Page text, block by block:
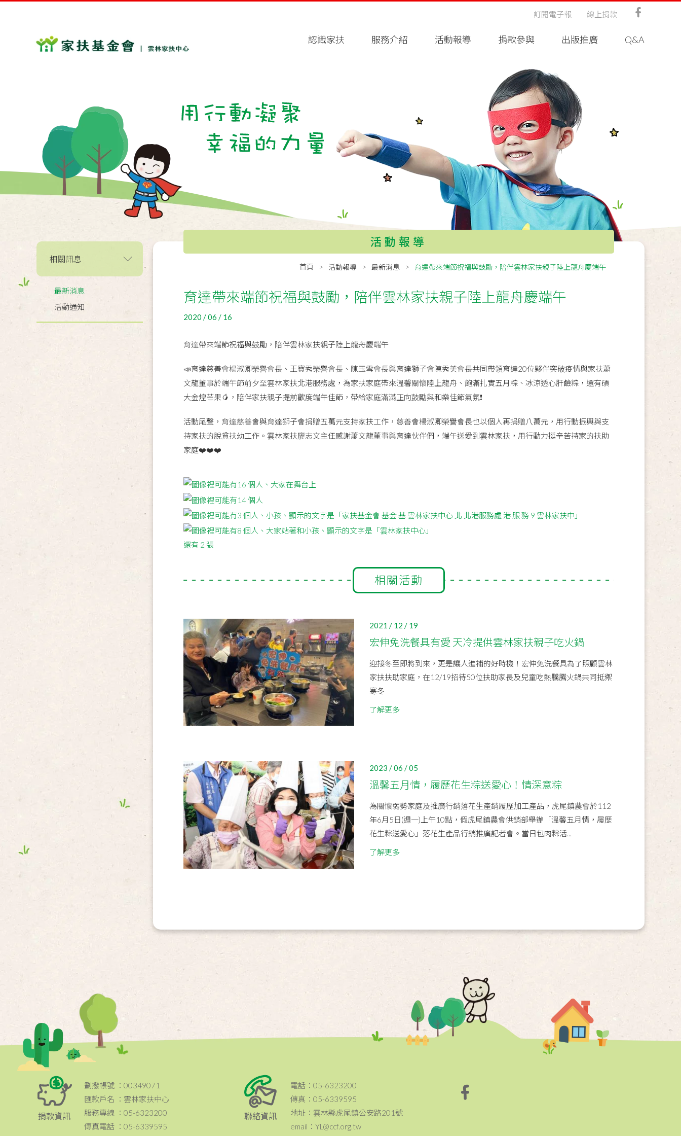
認識家扶 服務介紹 活動報導 捐款參與 出版推廣 Q&A
訂閱電子報 線上捐款
相關訊息
最新消息
活動通知
活動報導
首頁 活動報導 最新消息 育達帶來端節祝福與鼓勵，陪伴雲林家扶親子陸上龍舟慶端午
育達帶來端節祝福與鼓勵，陪伴雲林家扶親子陸上龍舟慶端午
2020 / 06 / 16
育達帶來端節祝福與鼓勵，陪伴雲林家扶親子陸上龍舟慶端午
📣育達慈善會楊淑卿榮譽會長、王寶秀榮譽會長、陳玉雪會長與育達獅子會陳秀美會長共同帶領育達20位夥伴突破疫情與家扶蕭
文龍董事於端午節前夕至雲林家扶北港服務處，為家扶家庭帶來溫馨關懷陸上龍舟、飽滿扎實五月粽、冰涼透心肝鹼粽，還有碩
大金煌芒果🥭，陪伴家扶親子提前歡度端午佳節，帶給家庭滿滿正向鼓勵與和樂佳節氣氛❗️
活動尾聲，育達慈善會與育達獅子會捐贈五萬元支持家扶工作，慈善會楊淑卿榮譽會長也以個人再捐贈八萬元，用行動振興與支
持家扶的脫貧扶幼工作。雲林家扶廖志文主任感謝蕭文龍董事與育達伙伴們，端午送愛到雲林家扶，用行動力挺辛苦持家的扶助
家庭❤️❤️❤️
還有 2 張
相關活動
2021 / 12 / 19
宏伸免洗餐具有愛 天冷提供雲林家扶親子吃火鍋
迎接冬至即將到來，更是讓人進補的好時機！宏伸免洗餐具為了照顧雲林
家扶扶助家庭，在12/19招待50位扶助家長及兒童吃熱騰騰火鍋共同抵禦
寒冬
了解更多
2023 / 06 / 05
溫馨五月情，履歷花生粽送愛心！情深意粽
為關懷弱勢家庭及推廣行銷落花生產銷履歷加工產品，虎尾鎮農會於112
年6月5日(週一)上午10點，假虎尾鎮農會供銷部舉辦「溫馨五月情，履歷
花生粽送愛心」落花生產品行銷推廣記者會。當日包肉粽活...
了解更多
捐款資訊
劃撥帳號 ：00349071
匯款戶名 ：雲林家扶中心
服務專線 ：05-6323200
傳真電話 ：05-6339595
聯絡資訊
電話：05-6323200
傳真：05-6339595
地址：雲林縣虎尾鎮公安路201號
email：YL@ccf.org.tw